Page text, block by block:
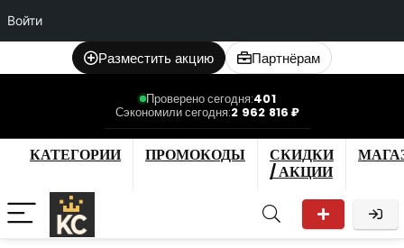
Войти
Разместить акцию Партнёрам
Проверено сегодня:401
Сэкономили сегодня:2 962 816 ₽
КАТЕГОРИИ ПРОМОКОДЫ
СКИДКИ
/ АКЦИИ